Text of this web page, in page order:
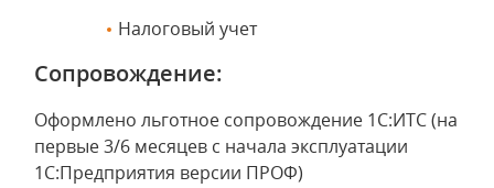
Налоговый учет
Сопровождение:
Оформлено льготное сопровождение 1С:ИТС (на
первые 3/6 месяцев с начала эксплуатации
1С:Предприятия версии ПРОФ)